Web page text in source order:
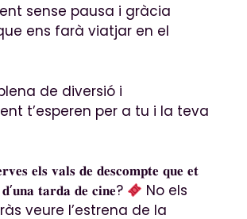
sense pausa i gràcia
ens farà viatjar en el
de diversió i
t’esperen per a tu i la teva
𝐞𝐥𝐬 𝐯𝐚𝐥𝐬 𝐝𝐞 𝐝𝐞𝐬𝐜𝐨𝐦𝐩𝐭𝐞 𝐪𝐮𝐞 𝐞𝐭
𝐭𝐚𝐫𝐝𝐚 𝐝𝐞 𝐜𝐢𝐧𝐞?
No els
veure l’estrena de la